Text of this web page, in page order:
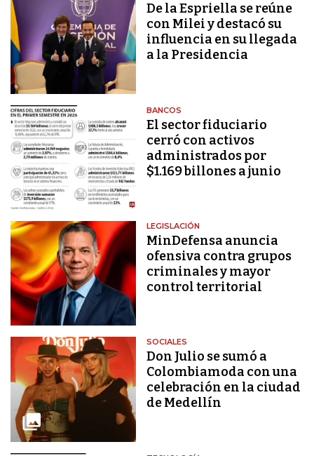
De la Espriella se reúne
con Milei y destacó su
influencia en su llegada
a la Presidencia
BANCOS
El sector fiduciario
cerró con activos
administrados por
$1.169 billones a junio
LEGISLACIÓN
MinDefensa anuncia
ofensiva contra grupos
criminales y mayor
control territorial
SOCIALES
Don Julio se sumó a
Colombiamoda con una
celebración en la ciudad
de Medellín